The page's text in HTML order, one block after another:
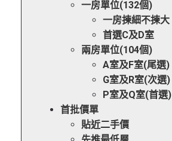
一房單位(132個)
一房揀細不揀大
首選C及D室
兩房單位(104個)
A室及F室(尾選)
G室及R室(次選)
P室及Q室(首選)
首批價單
貼近二手價